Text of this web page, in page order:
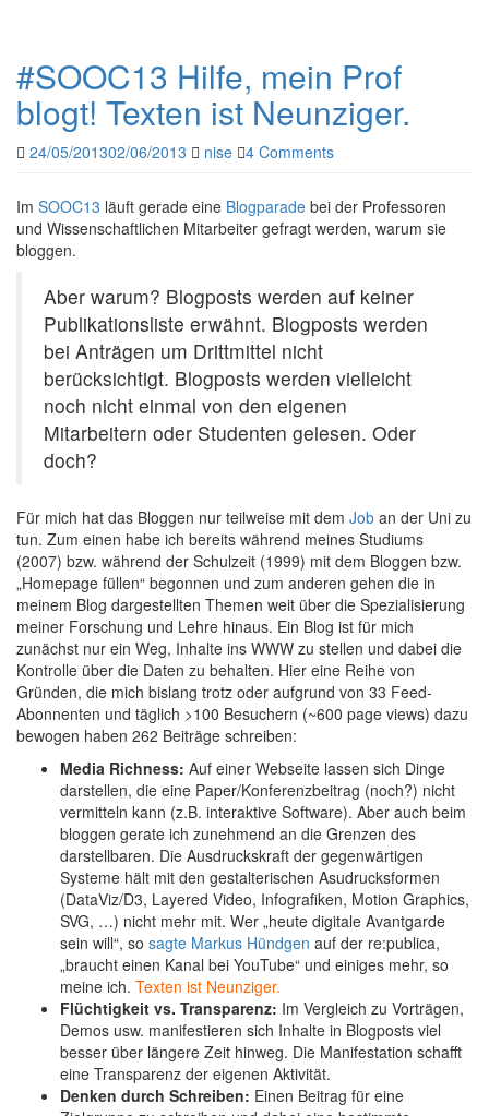
#SOOC13 Hilfe, mein Prof
blogt! Texten ist Neunziger.
24/05/201302/06/2013 nise 4 Comments
Im SOOC13 läuft gerade eine Blogparade bei der Professoren
und Wissenschaftlichen Mitarbeiter gefragt werden, warum sie
bloggen.
Aber warum? Blogposts werden auf keiner
Publikationsliste erwähnt. Blogposts werden
bei Anträgen um Drittmittel nicht
berücksichtigt. Blogposts werden vielleicht
noch nicht einmal von den eigenen
Mitarbeitern oder Studenten gelesen. Oder
doch?
Für mich hat das Bloggen nur teilweise mit dem Job an der Uni zu
tun. Zum einen habe ich bereits während meines Studiums
(2007) bzw. während der Schulzeit (1999) mit dem Bloggen bzw.
„Homepage füllen“ begonnen und zum anderen gehen die in
meinem Blog dargestellten Themen weit über die Spezialisierung
meiner Forschung und Lehre hinaus. Ein Blog ist für mich
zunächst nur ein Weg, Inhalte ins WWW zu stellen und dabei die
Kontrolle über die Daten zu behalten. Hier eine Reihe von
Gründen, die mich bislang trotz oder aufgrund von 33 Feed-
Abonnenten und täglich >100 Besuchern (~600 page views) dazu
bewogen haben 262 Beiträge schreiben:
Media Richness: Auf einer Webseite lassen sich Dinge
darstellen, die eine Paper/Konferenzbeitrag (noch?) nicht
vermitteln kann (z.B. interaktive Software). Aber auch beim
bloggen gerate ich zunehmend an die Grenzen des
darstellbaren. Die Ausdruckskraft der gegenwärtigen
Systeme hält mit den gestalterischen Asudrucksformen
(DataViz/D3, Layered Video, Infografiken, Motion Graphics,
SVG, …) nicht mehr mit. Wer „heute digitale Avantgarde
sein will“, so sagte Markus Hündgen auf der re:publica,
„braucht einen Kanal bei YouTube“ und einiges mehr, so
meine ich. Texten ist Neunziger.
Flüchtigkeit vs. Transparenz: Im Vergleich zu Vorträgen,
Demos usw. manifestieren sich Inhalte in Blogposts viel
besser über längere Zeit hinweg. Die Manifestation schafft
eine Transparenz der eigenen Aktivität.
Denken durch Schreiben: Einen Beitrag für eine